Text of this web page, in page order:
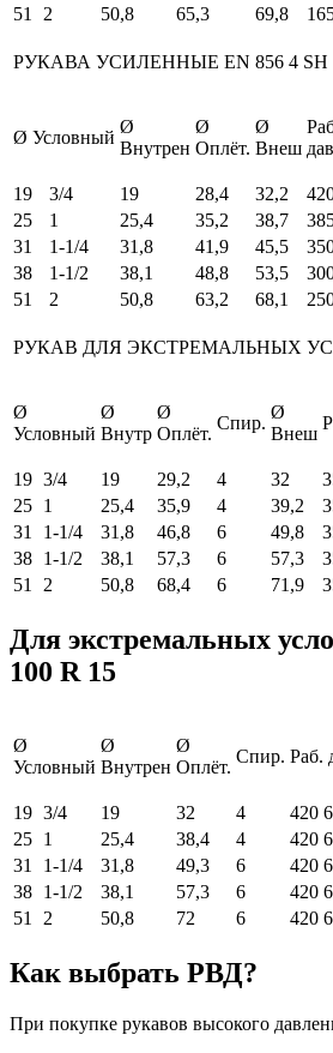
51 2 50,8 65,3 69,8
РУКАВА УСИЛЕННЫЕ EN 856 4 SH
Ø Условный
Ø
Внутрен
Ø
Оплёт.
Ø
Внеш
19 3/4 19 28,4 32,2
25
1 25,4 35,2 38,7
31
1-1/4 31,8 41,9 45,5
38
1-1/2 38,1 48,8 53,5
51
2 50,8 63,2 68,1
РУКАВ ДЛЯ ЭКСТРЕМАЛЬНЫХ
Ø
Условный
Ø
Внутр
Ø
Оплёт.
Спир.
Ø
Внеш
19 3/4 19 29,2 4 32
25 1 25,4 35,9 4 39,2
31
1-1/4 31,8 46,8 6 49,8
38 1-1/2 38,1 57,3 6 57,3
51 2 50,8 68,4 6 71,9
Для экстремальных
100 R 15
Ø
Условный
Ø
Внутрен
Ø
Оплёт.
Спир. Раб.
19 3/4 19 32 4 420
25 1 25,4 38,4 4 420
31
1-1/4 31,8 49,3 6 420
38 1-1/2 38,1 57,3 6 420
51
2 50,8 72 6 420
Как выбрать РВД?
При покупке рукавов высокого